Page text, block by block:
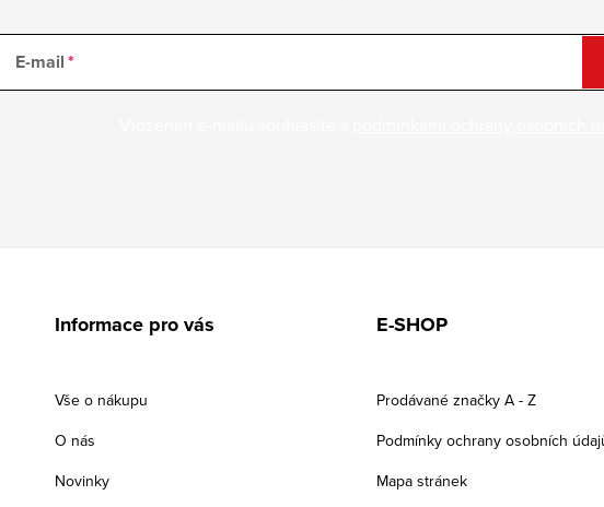
E-mail
Informace pro vás
Vše o nákupu
O nás
Novinky
E-SHOP
Prodávané značky A - Z
Podmínky ochrany osobních
Mapa stránek